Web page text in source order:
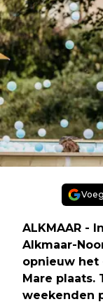
ALKMAAR -
Alkmaar-
opnieuw het
Mare plaats.
weekenden